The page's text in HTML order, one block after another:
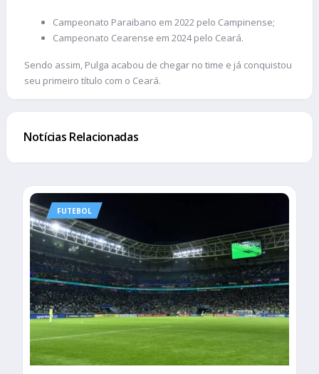
Campeonato Paraibano em 2022 pelo Campinense;
Campeonato Cearense em 2024 pelo Ceará.
Sendo assim, Pulga acabou de chegar no time e já conquistou
seu primeiro título com o Ceará.
Notícias Relacionadas
FUTEBOL